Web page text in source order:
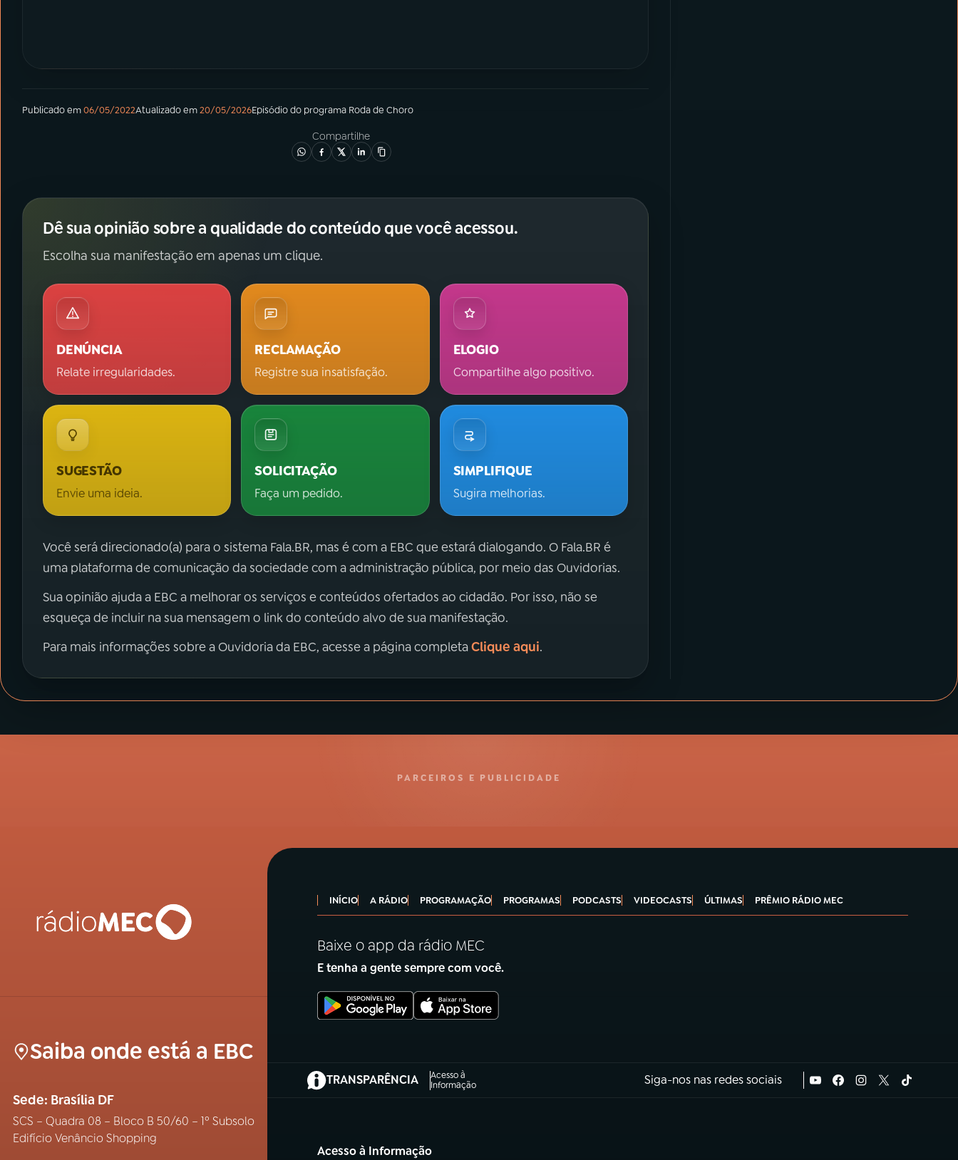
Publicado em06/05/2022Atualizado em20/05/2026Episódiodo programa Roda de Choro
Compartilhe
Dê sua opinião sobre a qualidade do conteúdo que você acessou.
Escolha sua manifestação em apenas um clique.
DENÚNCIA
Relate irregularidades.
RECLAMAÇÃO
Registre sua insatisfação.
ELOGIO
Compartilhe algo positivo.
SUGESTÃO
Envie uma ideia.
SOLICITAÇÃO
Faça um pedido.
SIMPLIFIQUE
Sugira melhorias.
Você será direcionado(a) para o sistema Fala.BR, mas é com a EBC que estará dialogando. O Fala.BR é
uma plataforma de comunicação da sociedade com a administração pública, por meio das Ouvidorias.
Sua opinião ajuda a EBC a melhorar os serviços e conteúdos ofertados ao cidadão. Por isso, não se
esqueça de incluir na sua mensagem o link do conteúdo alvo de sua manifestação.
Para mais informações sobre a Ouvidoria da EBC, acesse a página completaClique aqui.
PARCEIROS E PUBLICIDADE
Saiba onde está a EBC
Sede: Brasília DF
SCS – Quadra 08 – Bloco B 50/60 – 1º Subsolo
Edifício Venâncio Shopping
INÍCIO A RÁDIO PROGRAMAÇÃO PROGRAMAS PODCASTS VIDEOCASTS ÚLTIMAS PRÊMIO RÁDIO MEC
Baixe o app da rádio MEC
E tenha a gente sempre com você.
TRANSPARÊNCIA
Acesso à
Informação
(abre em nova aba) Siga-nos nas redes sociais
Acesso à Informação